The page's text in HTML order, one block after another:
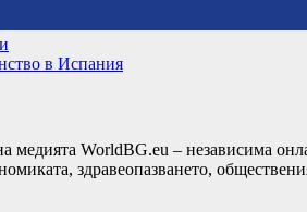
в Испания
медията WorldBG.eu – независима
здравеопазването,